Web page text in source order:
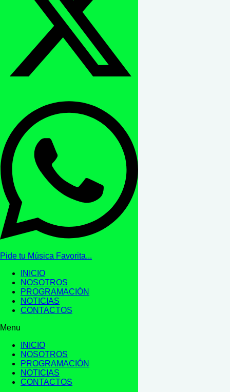
Pide tu Música Favorita...
INICIO
NOSOTROS
PROGRAMACIÓN
NOTICIAS
CONTACTOS
Menu
INICIO
NOSOTROS
PROGRAMACIÓN
NOTICIAS
CONTACTOS